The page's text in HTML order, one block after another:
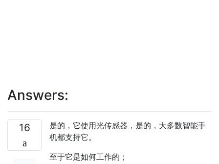
Answers:
16
是的，它使用光传感器，是的，大多数智能手
机都支持它。
至于它是如何工作的；